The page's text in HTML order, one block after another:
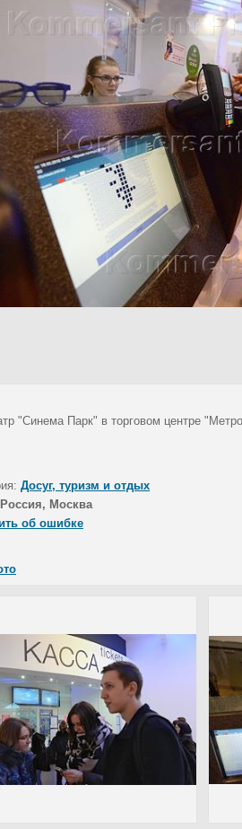
"Синема Парк" в торговом центре
Досуг, туризм и отдых
Россия, Москва
об ошибке